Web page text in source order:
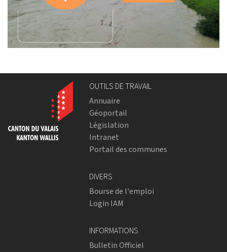
OUTILS DE TRAVAIL
Annuaire
Géoportail
Législation
Intranet
Portail des communes
DIVERS
Bourse de l'emploi
Login IAM
INFORMATIONS
Bulletin Officiel